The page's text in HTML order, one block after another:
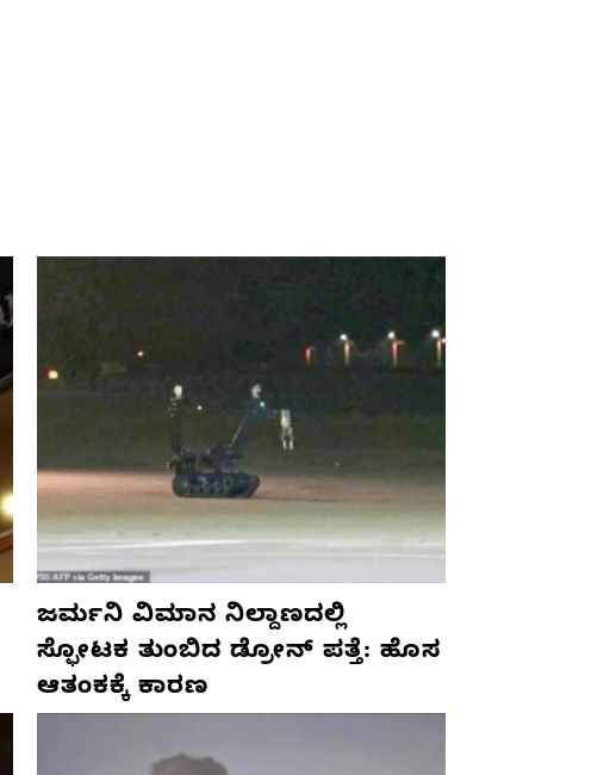
ಜರ್ಮನಿ ವಿಮಾನ ನಿಲ್ದಾಣದಲ್ಲಿ
ಸ್ಫೋಟಕ ತುಂಬಿದ ಡ್ರೋನ್ ಪತ್ತೆ: ಹೊಸ
ಆತಂಕಕ್ಕೆ ಕಾರಣ